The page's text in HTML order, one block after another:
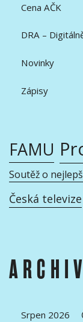
Cena AČK
DRA –
Novinky
Zápisy
FAMU
Soutěž o
Česká televize
Srpen 2026